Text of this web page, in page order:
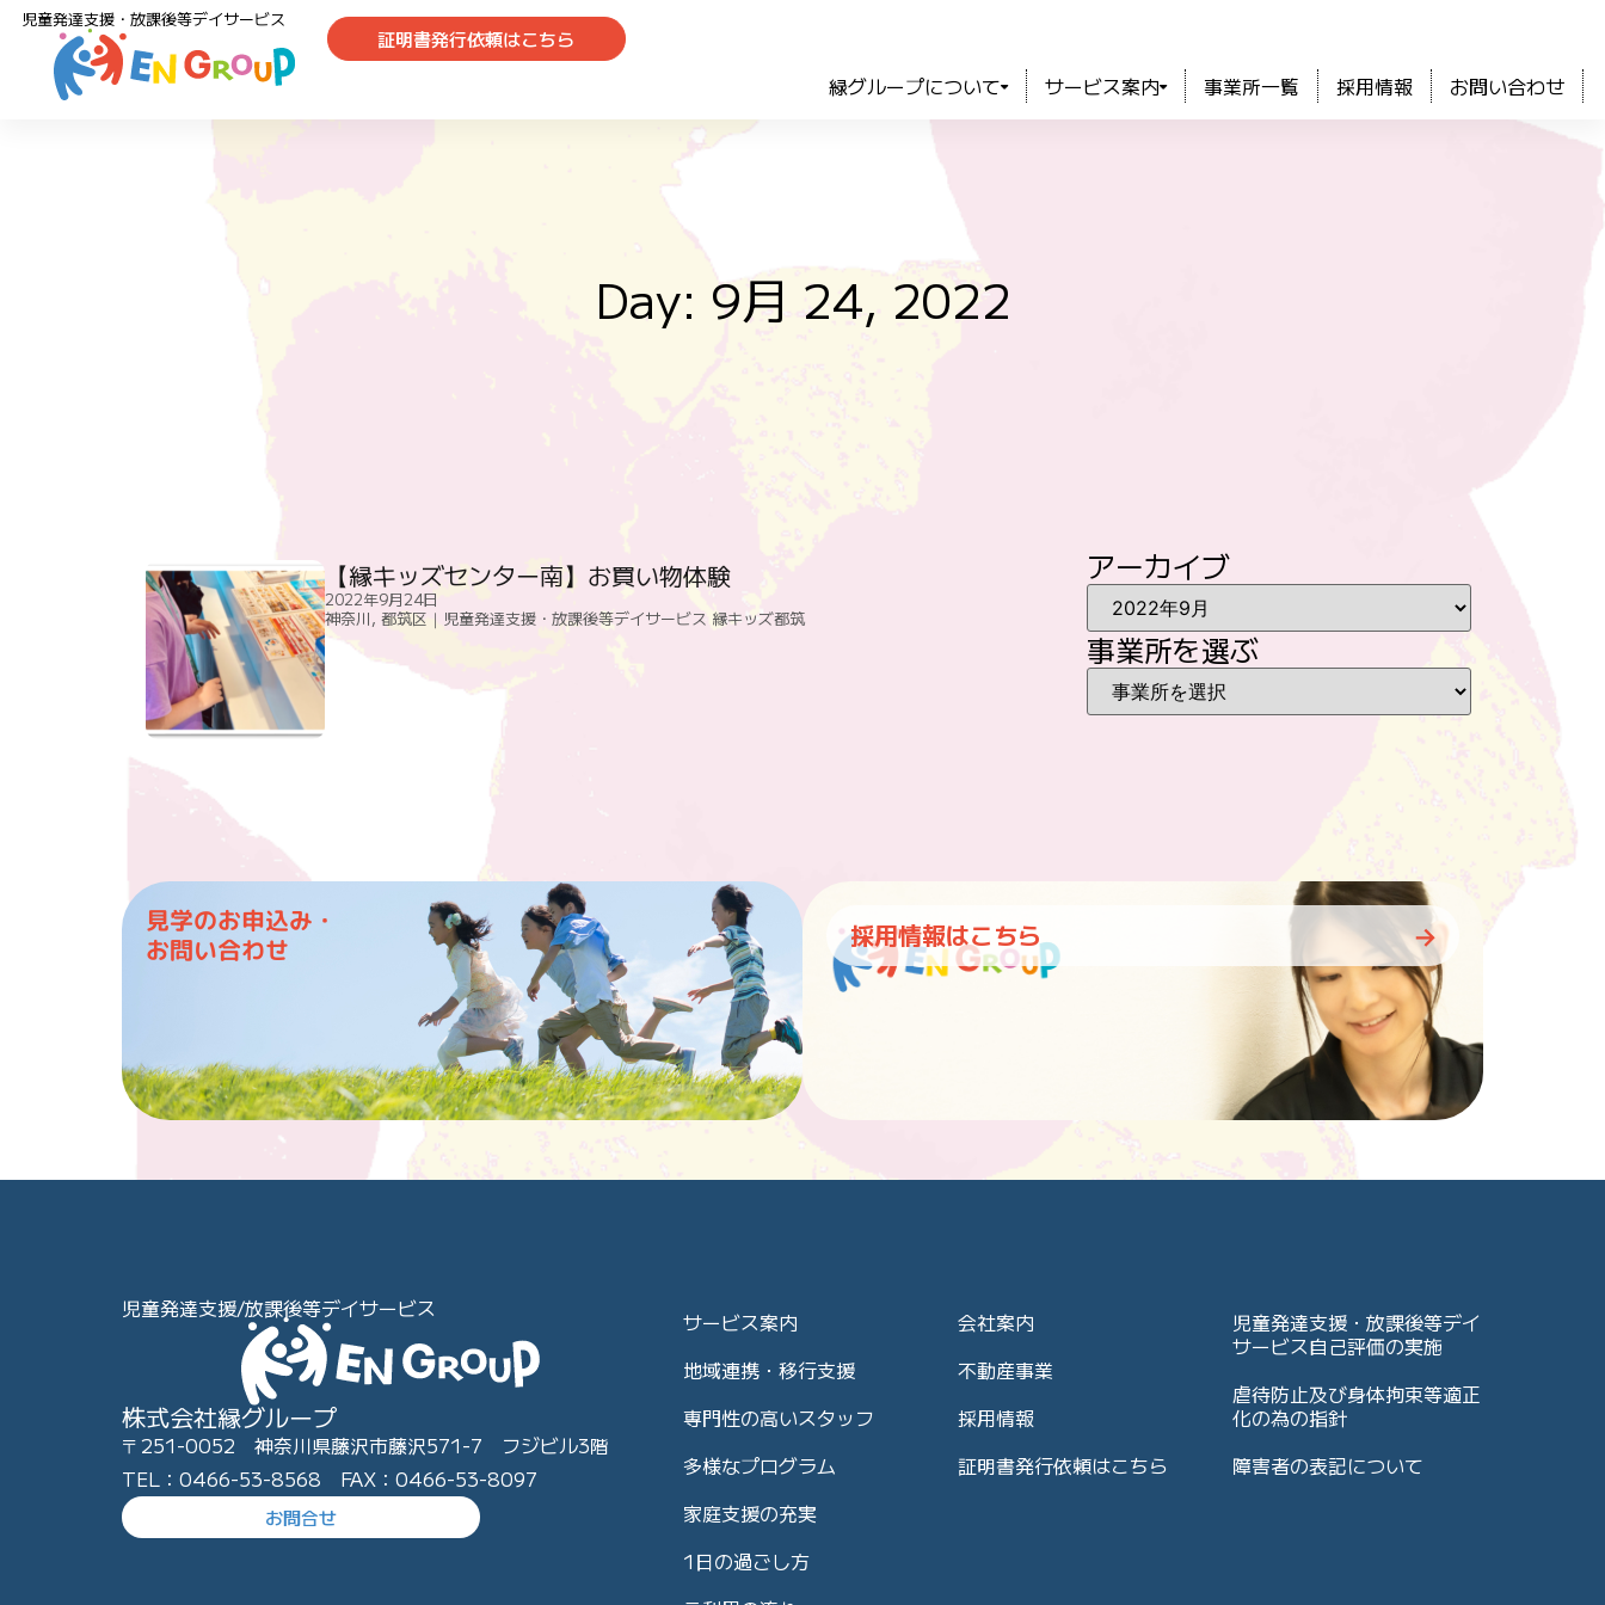
児童発達支援・放課後等デイサービス
証明書発行依頼はこちら
緑グループについて サービス案内 事業所一覧 採用情報 お問い合わせ
Day: 9月 24, 2022
【縁キッズセンター南】お買い物体験
2022年9月24日
神奈川, 都筑区｜児童発達支援・放課後等デイサービス 縁キッズ都筑
アーカイブ
事業所を選ぶ
見学のお申込み・
お問い合わせ
採用情報はこちら
児童発達支援/放課後等デイサービス
株式会社縁グループ
〒251-0052 神奈川県藤沢市藤沢571-7 フジビル3階
TEL：0466-53-8568 FAX：0466-53-8097
お問合せ
サービス案内
地域連携・移行支援
専門性の高いスタッフ
多様なプログラム
家庭支援の充実
1日の過ごし方
会社案内
不動産事業
採用情報
証明書発行依頼はこちら
児童発達支援・放課後等デイ
サービス自己評価の実施
虐待防止及び身体拘束等適正
化の為の指針
障害者の表記について